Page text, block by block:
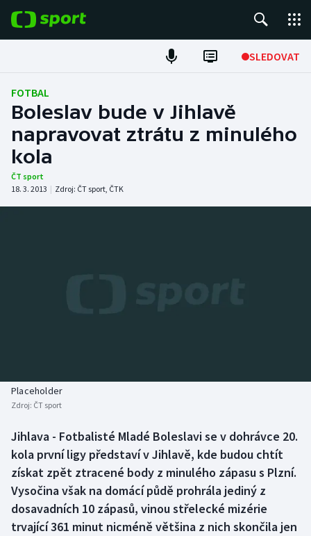
SLEDOVAT
Fotbal
Hokej
Tenis
Atletika
Biatlon
Box
Curling
Dostihy
Aplikace ČT sport
FOTBAL
Boleslav bude v Jihlavě
napravovat ztrátu z minulého
kola
ČT sport
18. 3. 2013 | Zdroj: ČT sport, ČTK
Placeholder
Zdroj: ČT sport
Jihlava - Fotbalisté Mladé Boleslavi se v dohrávce 20.
kola první ligy představí v Jihlavě, kde budou chtít
získat zpět ztracené body z minulého zápasu s Plzní.
Vysočina však na domácí půdě prohrála jediný z
dosavadních 10 zápasů, vinou střelecké mizérie
trvající 361 minut nicméně většina z nich skončila jen